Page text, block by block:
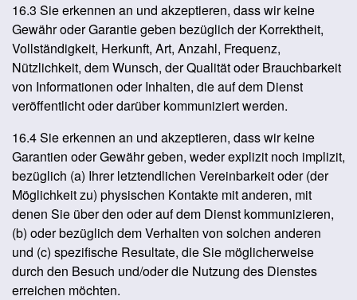
16.3 Sie erkennen an und akzeptieren, dass wir keine
Gewähr oder Garantie geben bezüglich der Korrektheit,
Vollständigkeit, Herkunft, Art, Anzahl, Frequenz,
Nützlichkeit, dem Wunsch, der Qualität oder Brauchbarkeit
von Informationen oder Inhalten, die auf dem Dienst
veröffentlicht oder darüber kommuniziert werden.
16.4 Sie erkennen an und akzeptieren, dass wir keine
Garantien oder Gewähr geben, weder explizit noch implizit,
bezüglich (a) Ihrer letztendlichen Vereinbarkeit oder (der
Möglichkeit zu) physischen Kontakte mit anderen, mit
denen Sie über den oder auf dem Dienst kommunizieren,
(b) oder bezüglich dem Verhalten von solchen anderen
und (c) spezifische Resultate, die Sie möglicherweise
durch den Besuch und/oder die Nutzung des Dienstes
erreichen möchten.